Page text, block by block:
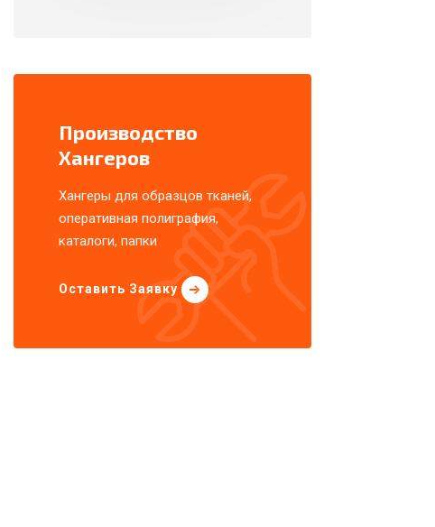
Производство
Хангеров
Хангеры для образцов тканей,
оперативная полиграфия,
каталоги, папки
Оставить Заявку